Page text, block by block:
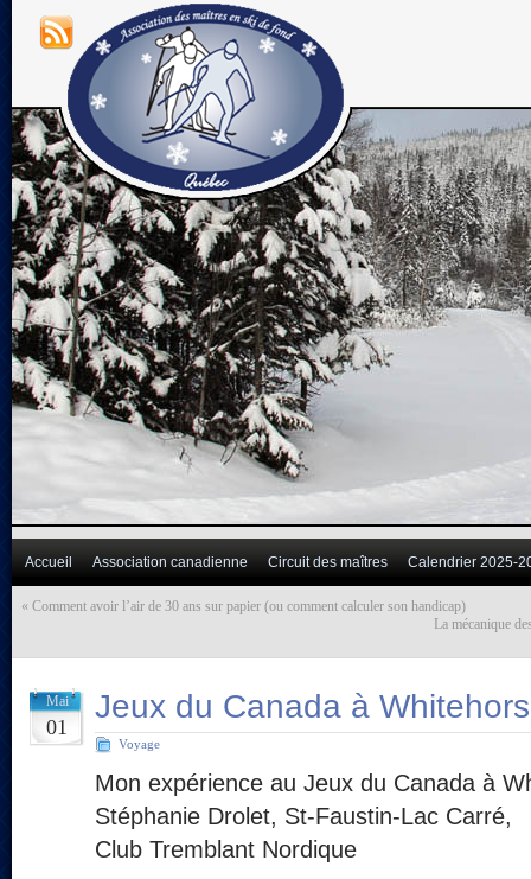
Accueil Association canadienne Circuit des maîtres Calendrier 2025-
« Comment avoir l’air de 30 ans sur papier (ou comment calculer son handicap)
La mécanique
Mai
01
Jeux du Canada à
Voyage
Mon expérience au Jeux du Canada à
Stéphanie Drolet, St-Faustin-Lac Carré,
Club Tremblant Nordique